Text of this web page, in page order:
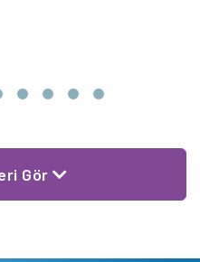
Gör